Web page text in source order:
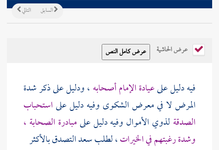
التالي السابق
عرض الحاشية
فيه دليل علىعيادة الإمام أصحابه ، ودليل على ذكر شدة
المرض لا في معرض الشكوى وفيه دليل علىاستحباب
الصدقة لذوي الأموال وفيه دليل علىمبادرة الصحابة ،
وشدة رغبتهم في الخيرات، لطلبسعدالتصدق بالأكثر